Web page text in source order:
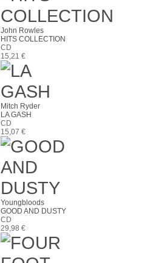
John Rowles
HITS COLLECTION
CD
15,21 €
Mitch Ryder
LA GASH
CD
15,07 €
Youngbloods
GOOD AND DUSTY
CD
29,98 €